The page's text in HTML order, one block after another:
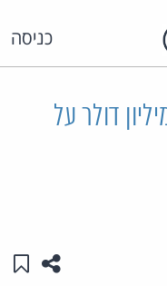
כניסה
קנס צפוי בגובה 65 מיליון דולר על
שתפו